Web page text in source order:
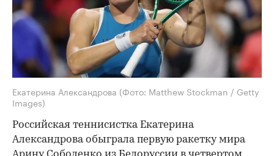
Екатерина Александрова (Фото: Matthew Stockman / Getty
Images)
Российская теннисистка Екатерина
Александрова обыграла первую ракетку мира